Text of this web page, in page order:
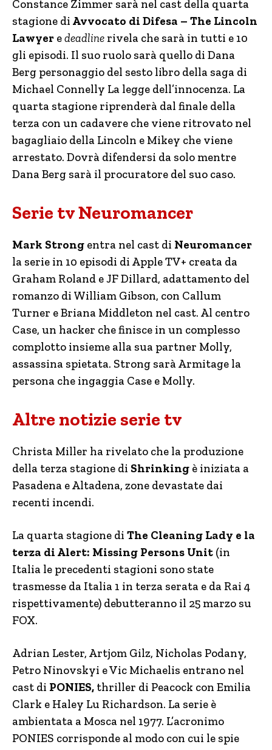
Constance Zimmer sarà nel cast della quarta
stagione di Avvocato di Difesa – The Lincoln
Lawyer edeadline rivela che sarà in tutti e 10
gli episodi. Il suo ruolo sarà quello di Dana
Berg personaggio del sesto libro della saga di
Michael Connelly La legge dell’innocenza. La
quarta stagione riprenderà dal finale della
terza con un cadavere che viene ritrovato nel
bagagliaio della Lincoln e Mikey che viene
arrestato. Dovrà difendersi da solo mentre
Dana Berg sarà il procuratore del suo caso.
Serie tv Neuromancer
Mark Strong entra nel cast di Neuromancer
la serie in 10 episodi di Apple TV+ creata da
Graham Roland e JF Dillard, adattamento del
romanzo di William Gibson, con Callum
Turner e Briana Middleton nel cast. Al centro
Case, un hacker che finisce in un complesso
complotto insieme alla sua partner Molly,
assassina spietata. Strong sarà Armitage la
persona che ingaggia Case e Molly.
Altre notizie serie tv
Christa Miller ha rivelato che la produzione
della terza stagione di Shrinking è iniziata a
Pasadena e Altadena, zone devastate dai
recenti incendi.
La quarta stagione di The Cleaning Lady e la
terza di Alert: Missing Persons Unit (in
Italia le precedenti stagioni sono state
trasmesse da Italia 1 in terza serata e da Rai 4
rispettivamente) debutteranno il 25 marzo su
FOX.
Adrian Lester, Artjom Gilz, Nicholas Podany,
Petro Ninovskyi e Vic Michaelis entrano nel
cast di PONIES, thriller di Peacock con Emilia
Clark e Haley Lu Richardson. La serie è
ambientata a Mosca nel 1977. L’acronimo
PONIES corrisponde al modo con cui le spie